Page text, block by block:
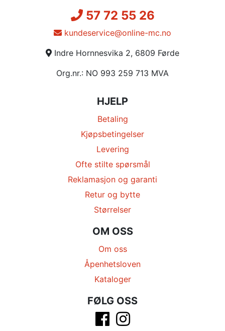
57 72 55 26
kundeservice@online-mc.no
Indre Hornnesvika 2, 6809 Førde
Org.nr.: NO 993 259 713 MVA
HJELP
Betaling
Kjøpsbetingelser
Levering
Ofte stilte spørsmål
Reklamasjon og garanti
Retur og bytte
Størrelser
OM OSS
Om oss
Åpenhetsloven
Kataloger
FØLG OSS